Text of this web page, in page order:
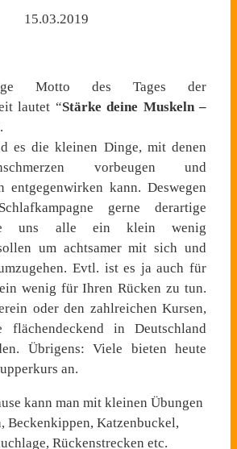
15.03.2019
Motto des Tages der
lautet “Stärke deine Muskeln –
es die kleinen Dinge, mit denen
vorbeugen und
entgegenwirken kann. Deswegen
gerne derartige
uns alle ein klein wenig
um achtsamer mit sich und
Evtl. ist es ja auch für
wenig für Ihren Rücken zu tun.
oder den zahlreichen Kursen,
flächendeckend in Deutschland
Übrigens: Viele bieten heute
an.
kann man mit kleinen Übungen
Beckenkippen, Katzenbuckel,
Rückenstrecken etc.